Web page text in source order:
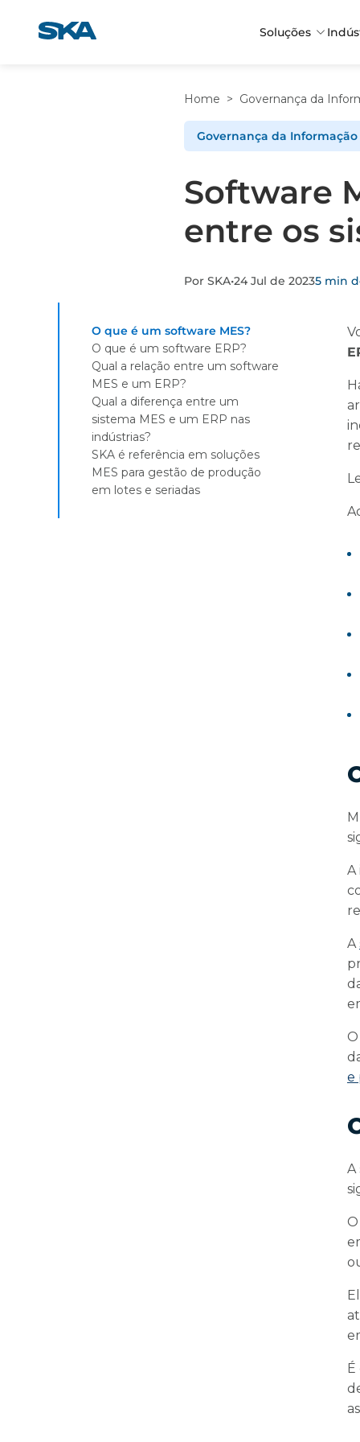
Soluções
Home > Governança da
Governança da Informação
Software
entre os
Por SKA•24 Jul de 20235 min
O que é um software MES?
O que é um software ERP?
Qual a relação entre um software
MES e um ERP?
Qual a diferença entre um
sistema MES e um ERP nas
indústrias?
SKA é referência em soluções
MES para gestão de produção
em lotes e seriadas
A
A
e
A